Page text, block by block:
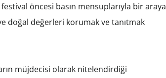
öncesi basın mensuplarıyla bir araya
doğal değerleri korumak ve tanıtmak
müjdecisi olarak nitelendirdiği